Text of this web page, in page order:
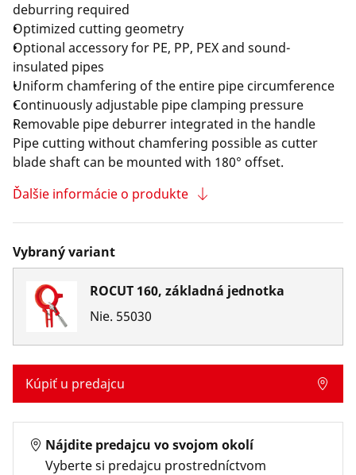
deburring required
Optimized cutting geometry
Optional accessory for PE, PP, PEX and sound-
insulated pipes
Uniform chamfering of the entire pipe circumference
Continuously adjustable pipe clamping pressure
Removable pipe deburrer integrated in the handle
Pipe cutting without chamfering possible as cutter
blade shaft can be mounted with 180° offset.
Ďalšie informácie o produkte
Vybraný variant
ROCUT 160, základná jednotka
Nie. 55030
Kúpiť u predajcu
Nájdite predajcu vo svojom okolí
Vyberte si predajcu prostredníctvom